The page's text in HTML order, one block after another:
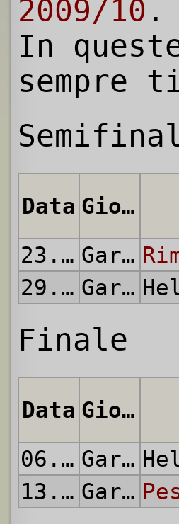
2009/10 .
In
sempre
Data Giornata
23.05.2010
Gara di Andata
29.05.2010
Gara di Ritorno
Finale
Data Giornata
06.06.2010
Gara di Andata
13.06.2010
Gara di Ritorno